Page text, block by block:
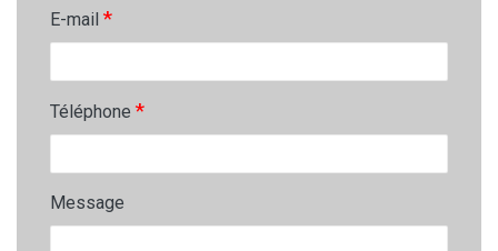
E-mail *
Téléphone *
Message